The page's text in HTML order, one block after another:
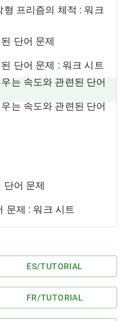
프리즘의 체적 : 워크
단어 문제
단어 문제 : 워크 시트
는 속도와 관련된 단어
는 속도와 관련된 단어
단어 문제
문제 : 워크 시트
ES/TUTORIAL
FR/TUTORIAL